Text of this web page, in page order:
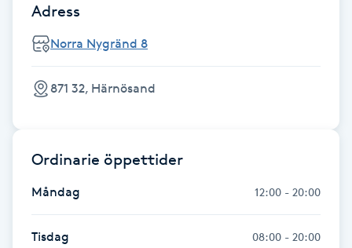
Friskvårdsmassage
Föning
Adress
Norra Nygränd 8
871 32, Härnösand
Ordinarie öppettider
Måndag 12:00 - 20:00
Tisdag 08:00 - 20:00